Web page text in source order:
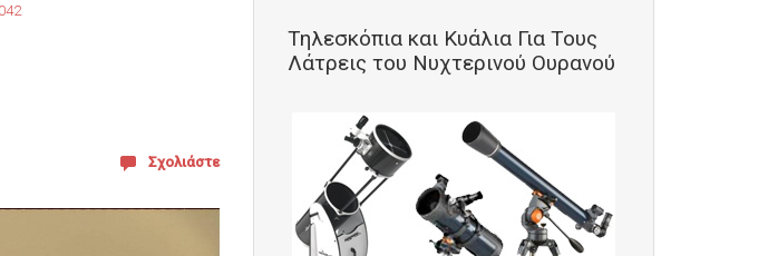
Σχολιάστε
Τηλεσκόπια και Κυάλια Για Τους
Λάτρεις του Νυχτερινού Ουρανού